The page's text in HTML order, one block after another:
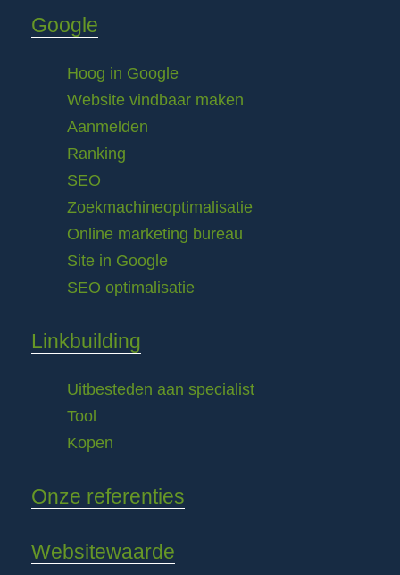
Google
Hoog in Google
Website vindbaar maken
Aanmelden
Ranking
SEO
Zoekmachineoptimalisatie
Online marketing bureau
Site in Google
SEO optimalisatie
Linkbuilding
Uitbesteden aan specialist
Tool
Kopen
Onze referenties
Websitewaarde